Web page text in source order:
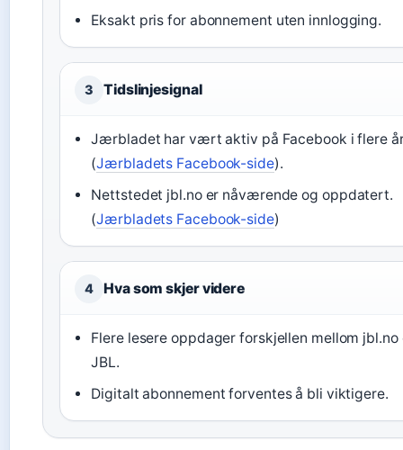
Eksakt pris for abonnement uten innlogging.
3 Tidslinjesignal
Jærbladet har vært aktiv på Facebook i flere
(Jærbladets Facebook-side).
Nettstedet jbl.no er nåværende og oppdatert.
(Jærbladets Facebook-side)
4 Hva som skjer videre
Flere lesere oppdager forskjellen mellom jbl.no
JBL.
Digitalt abonnement forventes å bli viktigere.